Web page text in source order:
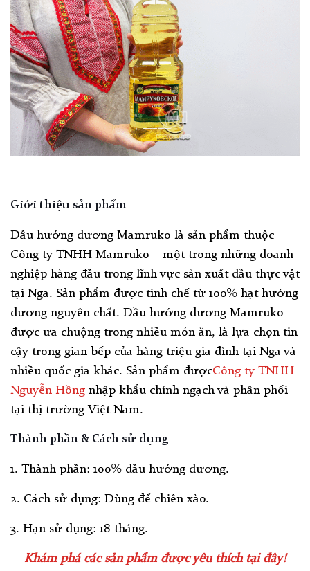
Giới thiệu sản phẩm
Dầu hướng dương Mamruko là sản phẩm thuộc
Công ty TNHH Mamruko – một trong những doanh
nghiệp hàng đầu trong lĩnh vực sản xuất dầu thực vật
tại Nga. Sản phẩm được tinh chế từ 100% hạt hướng
dương nguyên chất. Dầu hướng dương Mamruko
được ưa chuộng trong nhiều món ăn, là lựa chọn tin
cậy trong gian bếp của hàng triệu gia đình tại Nga và
nhiều quốc gia khác. Sản phẩm đượcCông ty TNHH
Nguyễn Hồng nhập khẩu chính ngạch và phân phối
tại thị trường Việt Nam.
Thành phần & Cách sử dụng
1. Thành phần: 100% dầu hướng dương.
2. Cách sử dụng: Dùng để chiên xào.
3. Hạn sử dụng: 18 tháng.
Khám phá các sản phẩm được yêu thích tại đây!